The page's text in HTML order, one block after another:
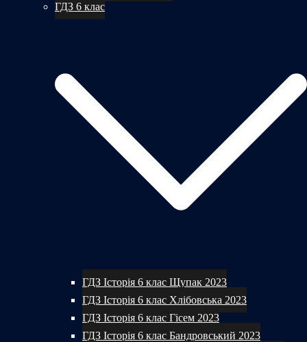
ГДЗ 6 клас
ГДЗ Історія 6 клас Щупак 2023
ГДЗ Історія 6 клас Хлібовська 2023
ГДЗ Історія 6 клас Гісем 2023
ГДЗ Історія 6 клас Бандровський 2023